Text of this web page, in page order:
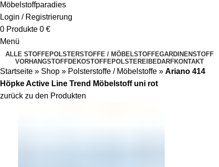
Login / Registrierung
0 Produkte 0 €
Menü
ALLE STOFFEPOLSTERSTOFFE / MÖBELSTOFFEGARDINENSTOFF
VORHANGSTOFFDEKOSTOFFEPOLSTEREIBEDARFKONTAKT
Startseite » Shop » Polsterstoffe / Möbelstoffe » Ariano 414
Höpke Active Line Trend Möbelstoff uni rot
zurück zu den Produkten